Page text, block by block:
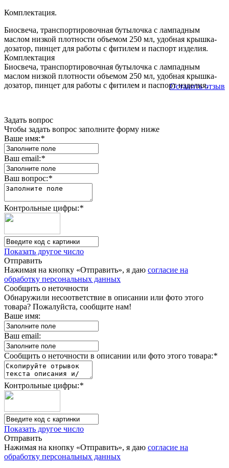
Комплектация.
Биосвеча, транспортировочная бутылочка с лампадным
маслом низкой плотности объемом 250 мл, удобная крышка-
дозатор, пинцет для работы с фитилем и паспорт изделия.
Комплектация
Биосвеча, транспортировочная бутылочка с лампадным
маслом низкой плотности объемом 250 мл, удобная крышка-
дозатор, пинцет для работы с фитилем и паспорт изделия.
Оставить отзыв
Задать вопрос
Чтобы задать вопрос заполните форму ниже
Ваше имя:*
Ваш email:*
Ваш вопрос:*
Контрольные цифры:*
Показать другое число
Отправить
Нажимая на кнопку «Отправить», я даю согласие на
обработку персональных данных
Сообщить о неточности
Обнаружили несоответствие в описании или фото этого
товара? Пожалуйста, сообщите нам!
Ваше имя:
Ваш email:
Сообщить о неточности в описании или фото этого товара:*
Контрольные цифры:*
Показать другое число
Отправить
Нажимая на кнопку «Отправить», я даю согласие на
обработку персональных данных